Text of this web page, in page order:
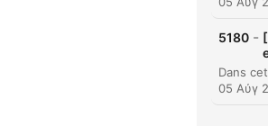
5180 -
05 Αύγ